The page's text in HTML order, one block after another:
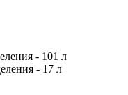
- 101 л
- 17 л